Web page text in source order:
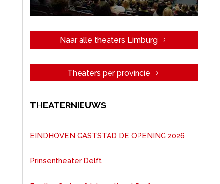
Naar alle theaters Limburg
Theaters per provincie
THEATERNIEUWS
EINDHOVEN GASTSTAD DE OPENING 2026
Prinsentheater Delft